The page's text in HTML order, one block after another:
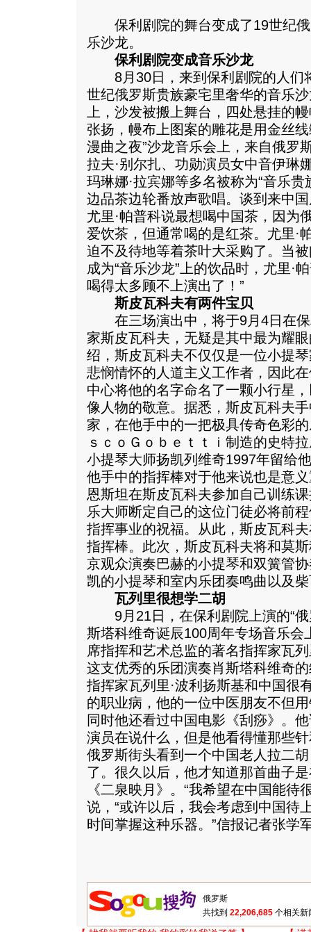
保利剧院的舞台变成了19世纪俄
乐沙龙。
保利剧院变成音乐沙龙
8月30日，来到保利剧院的人们
世纪俄罗斯贵族豪宅里奢华的音乐
上，沙发被搬上舞台，四处悬挂的
张扬，幔布上图案的雕花是用金丝
漫曲之夜”沙龙音乐会上，来自俄罗
拉夫·别尔扎、功勋演员女中音伊琳
玛琳娜·拉宾娜等多名被称为“音乐
边品茶边轮番放声歌唱。谈到来中
尤里·帕普科说最想喝中国茶，因为
爱饮茶，但通常喝的是红茶。尤里·
迫不及待地等着茶叶大采购了。当
成为“音乐沙龙”上的饮品时，尤里·
喝得太多顾不上演出了！”
斯皮瓦科夫有两件宝贝
在三场演出中，将于9月4日在保
家斯皮瓦科夫，无疑是其中最为耀
绍，斯皮瓦科夫不仅仅是一位小提
悲悯情怀的人道主义工作者，因此
中心将他的名字命名了一颗小行星
像人物的敬意。据悉，斯皮瓦科夫
家，在他手中的一把极具传奇色彩
ｓｃｏＧｏｂｅｔｔｉ制造的史特
小提琴大师扬凯列维奇1997年留给
他手中的指挥棒对于他来说也是意
恩斯坦在斯皮瓦科夫参加自己训练
乐大师断定自己的这位门徒必将前
指挥事业的祝福。从此，斯皮瓦科
指挥棒。此次，斯皮瓦科夫将和莫
京观众演奏巴赫的小提琴和双簧管
凯的小提琴和室内乐团奏鸣曲以及
瓦列里很想学二胡
9月21日，在保利剧院上演的“俄
斯塔科维奇诞辰100周年专场音乐会
席指挥和艺术总监的著名指挥家瓦
这支优秀的乐团演奏肖斯塔科维奇
指挥家瓦列里·波利扬斯基和中国很
的职业病，他的一位中医朋友不但
同时他还看过中国电影《刮痧》。
演员在说什么，但是他看得懂那些
俄罗斯街头看到一个中国老人拉二
了。很久以后，他才知道那首曲子
《二泉映月》。“我希望在中国能待
说，“或许以后，我会考虑到中国待
时间掌握这种乐器。”信报记者张学
共找到 22,206,685 个相关新